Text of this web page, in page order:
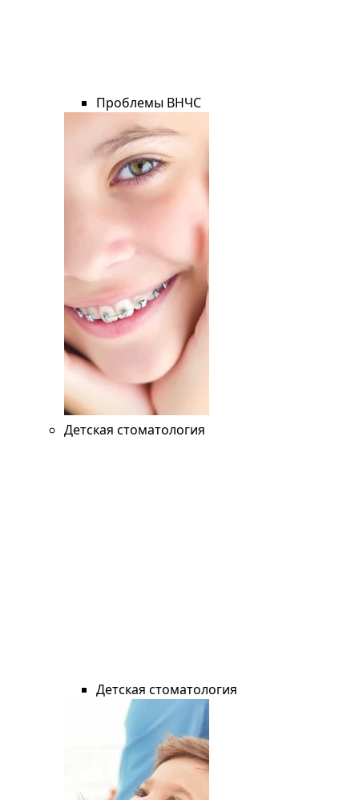
Проблемы ВНЧС
Детская стоматология
Детская стоматология